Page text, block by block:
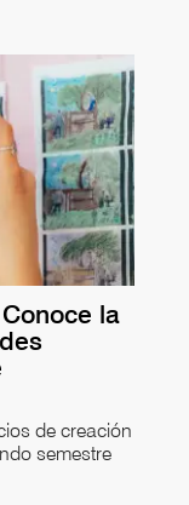
la
de creación
semestre